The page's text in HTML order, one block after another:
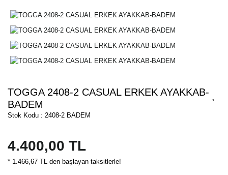
TOGGA 2408-2 CASUAL ERKEK AYAKKAB-
BADEM
Stok Kodu : 2408-2 BADEM
4.400,00 TL
* 1.466,67 TL den başlayan taksitlerle!